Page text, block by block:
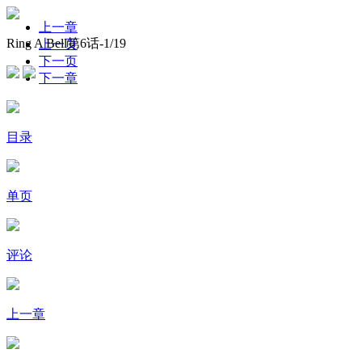
Ring A Bell第6话-1/19
上一章
上一页
下一页
下一章
目录
单页
评论
上一章